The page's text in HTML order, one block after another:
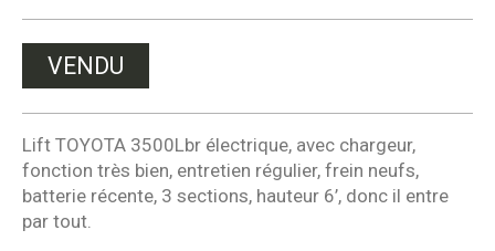
VENDU
Lift TOYOTA 3500Lbr électrique, avec chargeur,
fonction très bien, entretien régulier, frein neufs,
batterie récente, 3 sections, hauteur 6’, donc il entre
par tout.